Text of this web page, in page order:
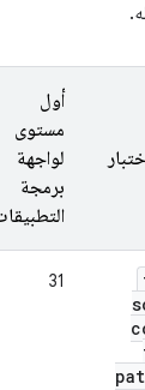
أول
مستوى
لواجهة
برمجة
31